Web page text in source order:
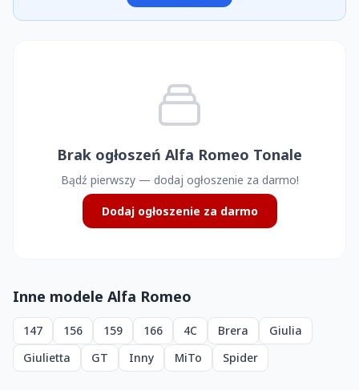
Brak ogłoszeń Alfa Romeo Tonale
Bądź pierwszy — dodaj ogłoszenie za darmo!
Dodaj ogłoszenie za darmo
Inne modele Alfa Romeo
147 156 159 166 4C Brera
Giulia
Giulietta
GT Inny MiTo Spider